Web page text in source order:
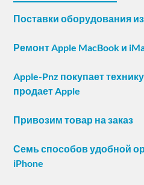
Поставки оборудования
Ремонт Apple MacBook и
Apple-Pnz покупает
продает Apple
Привозим товар на заказ
Семь способов удобной
iPhone